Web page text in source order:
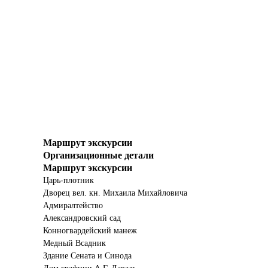
Маршрут экскурсии
Организационные детали
Маршрут экскурсии
Царь-плотник
Дворец вел. кн. Михаила Михайловича
Адмиралтейство
Александровский сад
Конногвардейский манеж
Медный Всадник
Здание Сената и Синода